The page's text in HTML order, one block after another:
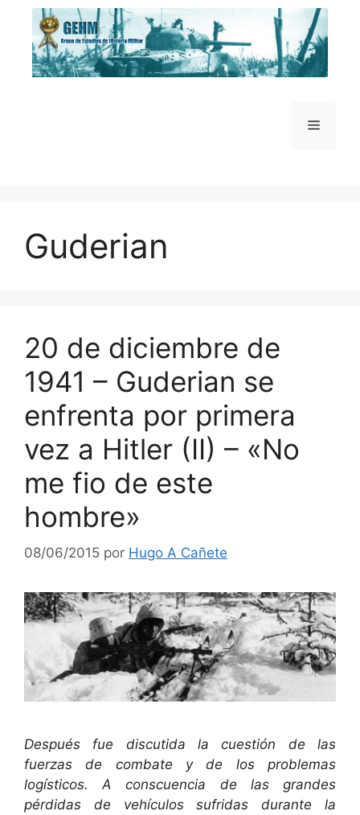
Saltar
contenido
Menú
Guderian
20 de diciembre de
1941 – Guderian se
enfrenta por primera
vez a Hitler (II) – «No
me fio de este
hombre»
08/06/2015 por Hugo A Cañete
Después fue discutida la cuestión de las
fuerzas de combate y de los problemas
logísticos. A conscuencia de las grandes
pérdidas de vehículos sufridas durante la